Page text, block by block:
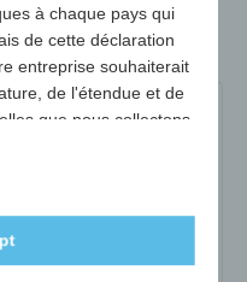
x 6 mm
mm
507-04-rouge
à chaque pays qui
de cette déclaration
entreprise souhaiterait
de l'étendue et de
que nous collectons,
déclaration de
mis en œuvre de